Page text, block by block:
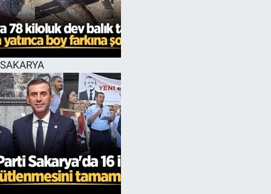
SAKARYA
EĞİTİM
ÖZEL HABER
HALK54 PANORAMA